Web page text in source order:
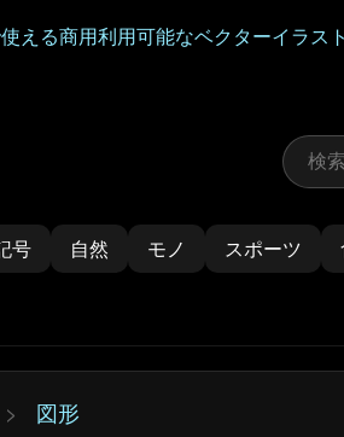
える商用利用可能なベクターイラス
号 自然 モノ スポーツ
> 図形